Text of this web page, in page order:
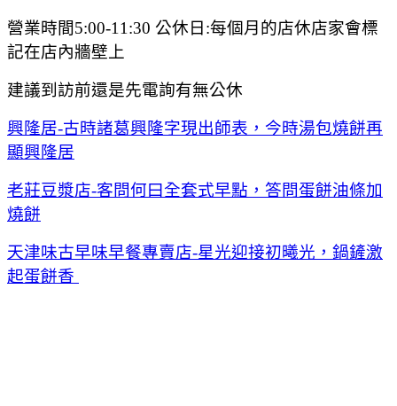
營業時間5:00-11:30 公休日:每個月的店休店家會標
記在店內牆壁上
建議到訪前還是先電詢有無公休
興隆居-古時諸葛興隆字現出師表，今時湯包燒餅再
顯興隆居
老莊豆漿店-客問何曰全套式早點，答問蛋餅油條加
燒餅
天津味古早味早餐專賣店-星光迎接初曦光，鍋鏟激
起蛋餅香